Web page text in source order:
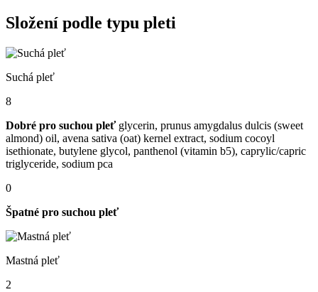
Složení podle typu pleti
Suchá pleť
8
Dobré pro suchou pleť glycerin, prunus amygdalus dulcis (sweet
almond) oil, avena sativa (oat) kernel extract, sodium cocoyl
isethionate, butylene glycol, panthenol (vitamin b5), caprylic/​capric
triglyceride, sodium pca
0
Špatné pro suchou pleť
Mastná pleť
2